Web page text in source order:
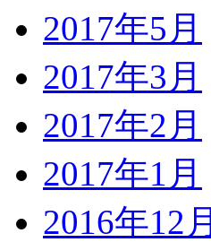
2017年5月
2017年3月
2017年2月
2017年1月
2016年12月